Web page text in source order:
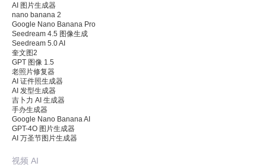
AI 图片生成器
nano banana 2
Google Nano Banana Pro
Seedream 4.5 图像生成
Seedream 5.0 AI
奎文图2
GPT 图像 1.5
老照片修复器
AI 证件照生成器
AI 发型生成器
吉卜力 AI 生成器
手办生成器
Google Nano Banana AI
GPT-4O 图片生成器
AI 万圣节图片生成器
视频 AI